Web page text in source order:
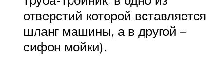
отверстий которой вставляется
шланг машины, а в другой –
сифон мойки).